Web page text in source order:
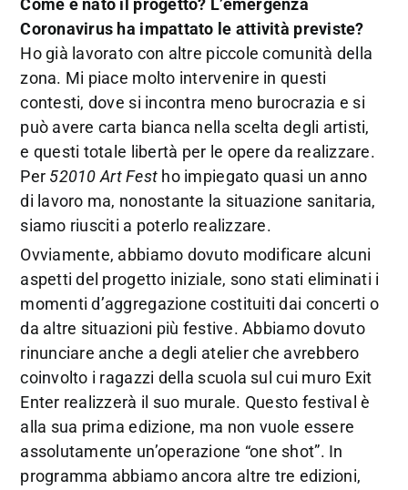
Come è nato il progetto? L’emergenza
Coronavirus ha impattato le attività previste?
Ho già lavorato con altre piccole comunità della
zona. Mi piace molto intervenire in questi
contesti, dove si incontra meno burocrazia e si
può avere carta bianca nella scelta degli artisti,
e questi totale libertà per le opere da realizzare.
Per 52010 Art Fest ho impiegato quasi un anno
di lavoro ma, nonostante la situazione sanitaria,
siamo riusciti a poterlo realizzare.
Ovviamente, abbiamo dovuto modificare alcuni
aspetti del progetto iniziale, sono stati eliminati i
momenti d’aggregazione costituiti dai concerti o
da altre situazioni più festive. Abbiamo dovuto
rinunciare anche a degli atelier che avrebbero
coinvolto i ragazzi della scuola sul cui muro Exit
Enter realizzerà il suo murale. Questo festival è
alla sua prima edizione, ma non vuole essere
assolutamente un’operazione “one shot”. In
programma abbiamo ancora altre tre edizioni,